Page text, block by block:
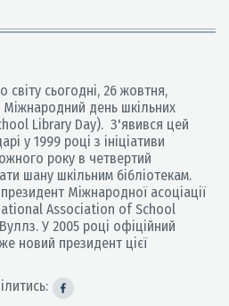
світу сьогодні, 26 жовтня,
день шкільних
Library Day). З'явився цей
у 1999 році з ініціативи
року в четвертий
шану шкільним бібліотекам.
Міжнародної асоціації
Association of School
У 2005 році офіційний
новий президент цієї